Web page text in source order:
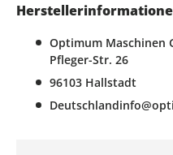
Optimum Maschinen
Pfleger-Str. 26
96103 Hallstadt